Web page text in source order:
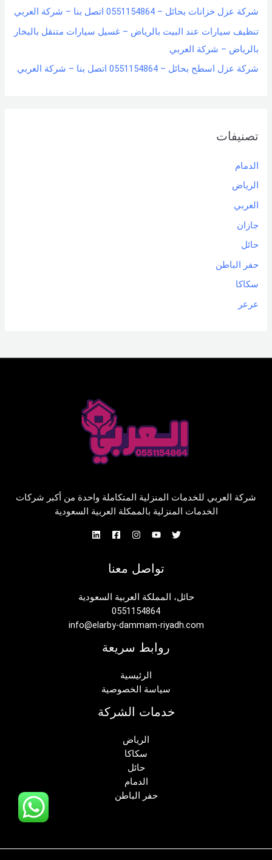
شركة عزل خزانات بحائل – 0551154864 اتصل بنا – شركة العربي
تنظيف سيارات عند البيت بالرياض – غسيل سيارات متنقل بالبخار
بالرياض – شركة العربي
شركة عزل اسطح بحائل – 0551154864 اتصل بنا – شركة العربي
تصنيفات
الدمام
الرياض
العربي
جازان
حائل
حفر الباطن
سكاكا
عرعر
شركة العربي للخدمات المنزلية المتكاملة واحدة من أكبر شركات
الخدمات المنزلية بالممكلة العربية السعودية
تواصل معنا
حائل، المملكة العربية السعودية
0551154864
info@elarby-dammam-riyadh.com
روابط سريعة
الرئيسية
سياسة الخصوصية
خدمات الشركة
الرياض
سكاكا
حائل
الدمام
حفر الباطن